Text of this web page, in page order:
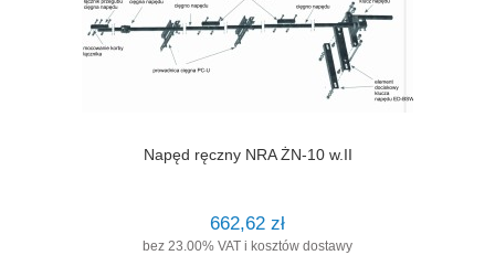
Napęd ręczny NRA ŻN-10 w.II
662,62 zł
bez 23.00% VAT i kosztów dostawy